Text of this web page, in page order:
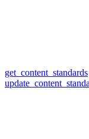
get_content_standards